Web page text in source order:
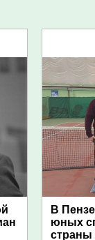
В
юных
страны